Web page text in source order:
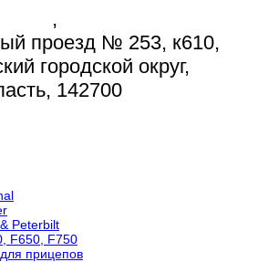
,
проезд № 253, к610,
городской округ,
142700
Peterbilt
F650, F750
прицепов